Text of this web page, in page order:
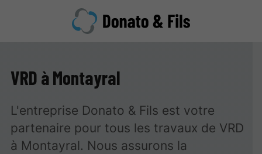
VRD à Montayral
L'entreprise Donato & Fils est votre
partenaire pour tous les travaux de VRD
à Montayral. Nous assurons la